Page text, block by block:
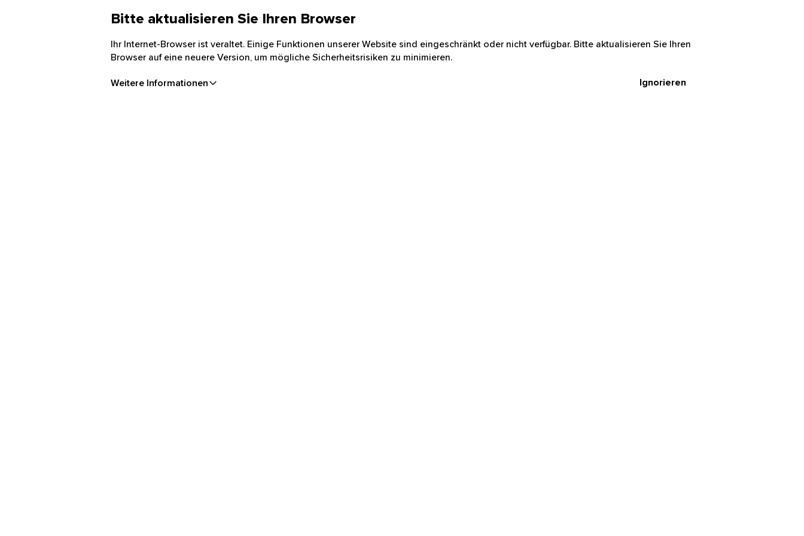
Bitte aktualisieren Sie Ihren Browser
Ihr Internet-Browser ist veraltet. Einige Funktionen unserer Website sind eingeschränkt oder nicht verfügbar. Bitte aktualisieren Sie Ihren
Browser auf eine neuere Version, um mögliche Sicherheitsrisiken zu minimieren.
Weitere Informationen Ignorieren